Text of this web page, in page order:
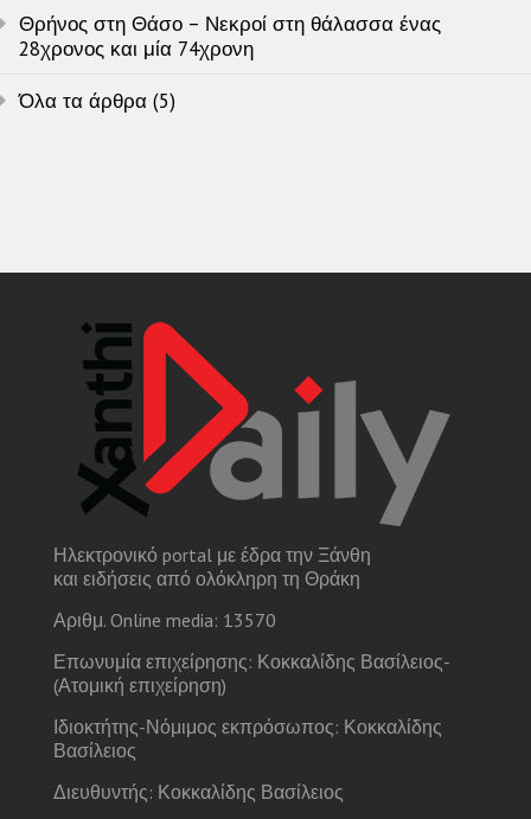
Θρήνος στη Θάσο – Νεκροί στη θάλασσα ένας
28χρονος και μία 74χρονη
Όλα τα άρθρα (5)
Ηλεκτρονικό portal με έδρα την Ξάνθη
και ειδήσεις από ολόκληρη τη Θράκη
Αριθμ. Online media: 13570
Επωνυμία επιχείρησης: Κοκκαλίδης Βασίλειος-
(Ατομική επιχείρηση)
Ιδιοκτήτης-Νόμιμος εκπρόσωπος: Κοκκαλίδης
Βασίλειος
Διευθυντής: Κοκκαλίδης Βασίλειος